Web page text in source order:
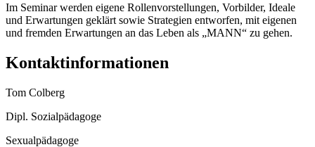
Im Seminar werden eigene Rollenvorstellungen, Vorbilder, Ideale
und Erwartungen geklärt sowie Strategien entworfen, mit eigenen
und fremden Erwartungen an das Leben als „MANN“ zu gehen.
Kontaktinformationen
Tom Colberg
Dipl. Sozialpädagoge
Sexualpädagoge